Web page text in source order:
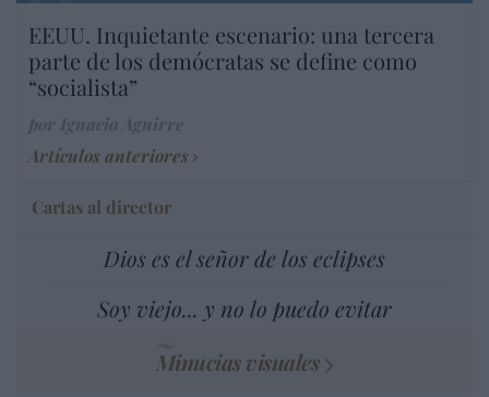
EEUU. Inquietante escenario: una tercera
parte de los demócratas se define como
“socialista”
Artículos anteriores
Cartas al director
Dios es el señor de los eclipses
Soy viejo... y no lo puedo evitar
Minucias visuales